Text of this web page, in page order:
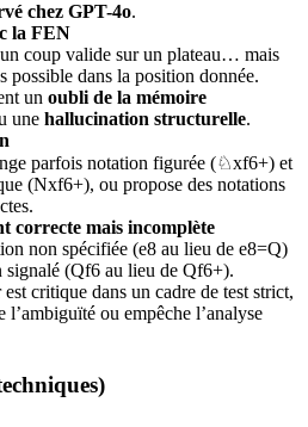
chez GPT-4o.
la FEN
coup valide sur un plateau… mais
possible dans la position donnée.
un oubli de la mémoire
une hallucination structurelle.
parfois notation figurée (♘xf6+) et
(Nxf6+), ou propose des notations
correcte mais incomplète
non spécifiée (e8 au lieu de e8=Q)
signalé (Qf6 au lieu de Qf6+).
est critique dans un cadre de test strict,
ou empêche l’analyse